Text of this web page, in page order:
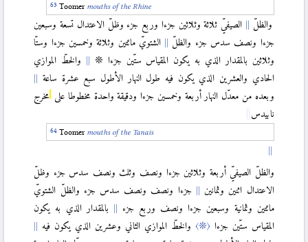
Toomer mouths of the Rhine
والظلّ
الصيفيّ ثلاثة وثلاثين جزءا وربع جزء وظلّ الاعتدال تسعة وسبعين
جزءا ونصف سدس جزء والظلّ
الشتويّ مائتين وثلاثة وخمسين جزءا وستّا
وثلاثين بالمقدار الذي به يكون المقياس ستّين جزءا ❊
والخطّ الموازي
الحادي والعشرين الذي يكون فيه طول النهار الأطول سبع عشرة ساعة
وبعده من معدّل النهار أربعة وخمسين جزءا ودقيقة واحدة مخطوطا على مخرج
نابيدس
Toomer mouths of the Tanais
والظلّ الصيفيّ أربعة وثلاثين جزءا ونصف وثلث ونصف سدس جزء وظلّ
الاعتدال اثنين وثمانين
جزءا ونصف ونصف سدس جزء والظلّ الشتويّ
مائتين وثمانية وسبعين جزءا ونصف وربع جزء
بالمقدار الذي به يكون
المقياس ستّين جزءا〈❊〉 والخطّ الموازي الثاني وعشرين الذي يكون فيه